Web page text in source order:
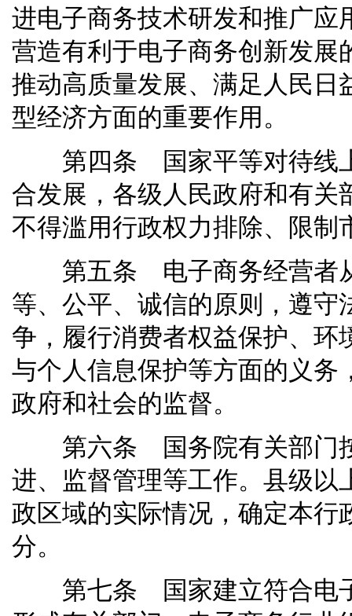
进电子商务技术研发和推广应
营造有利于电子商务创新发展
推动高质量发展、满足人民日
型经济方面的重要作用。
第四条 国家平等对待线上
合发展，各级人民政府和有关
不得滥用行政权力排除、限制
第五条 电子商务经营者从
等、公平、诚信的原则，遵
争，履行消费者权益保护、环
与个人信息保护等方面的义务
政府和社会的监督。
第六条 国务院有关部门按
进、监督管理等工作。县级以
政区域的实际情况，确定本行
分。
第七条 国家建立符合电子